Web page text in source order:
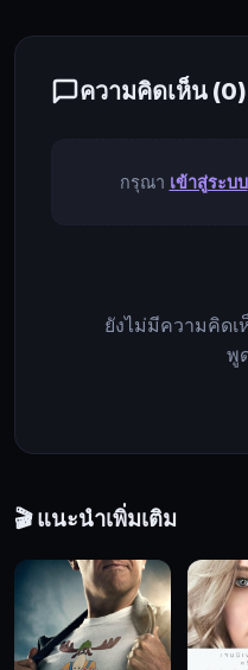
และ
จน
ค่า
คืน
หนึ่ง
เธอ
ความคิดเห็น (0)
กรุณา เข้าสู่ระบบ
ยังไม่มีความคิดเ
พู
🎬 แนะนำเพิ่มเติม